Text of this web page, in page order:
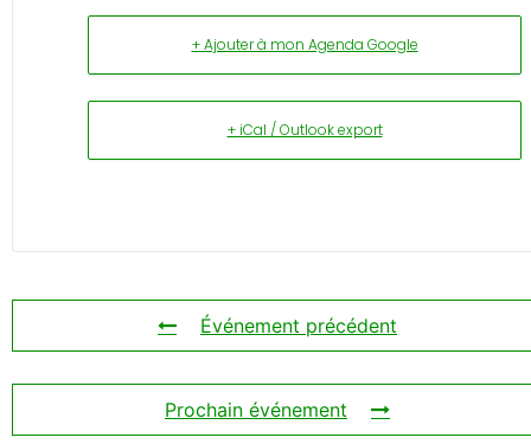
+ Ajouter à mon Agenda Google
+ iCal / Outlook export
Événement précédent
Prochain événement